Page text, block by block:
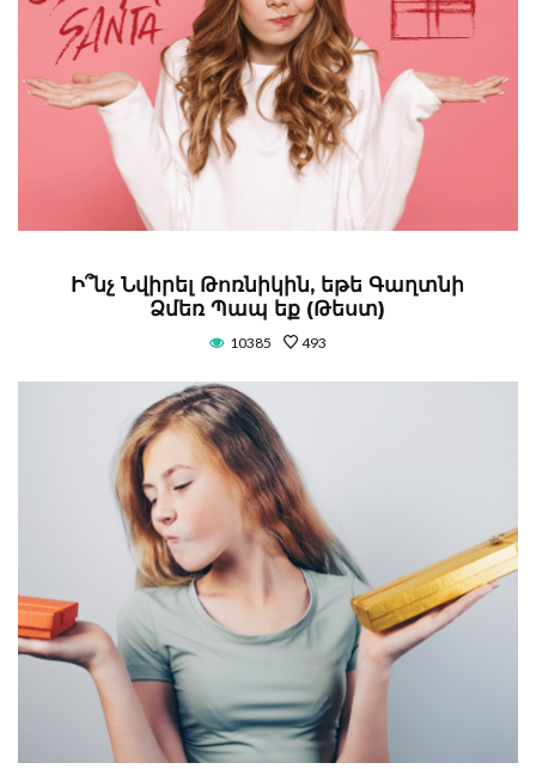
Ի՞նչ Նվիրել Թոռնիկին, եթե Գաղտնի
Ձմեռ Պապ եք (Թեստ)
10385 493